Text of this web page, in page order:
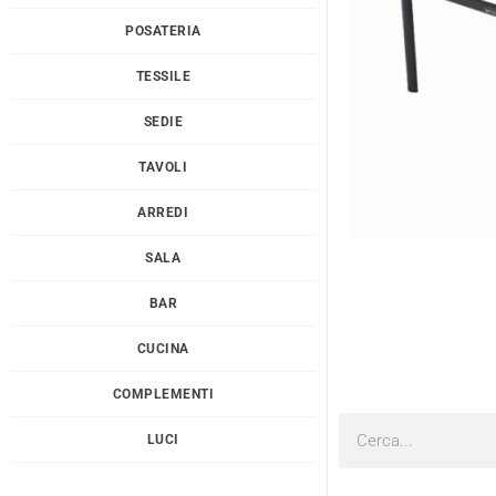
POSATERIA
TESSILE
SEDIE
TAVOLI
ARREDI
SALA
BAR
CUCINA
COMPLEMENTI
LUCI Cerca